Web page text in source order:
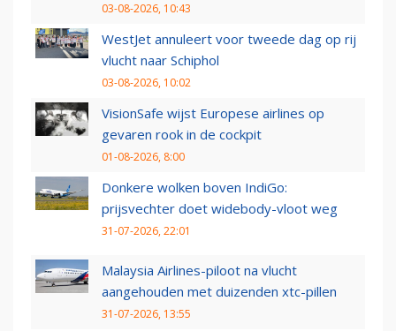
03-08-2026, 10:43
WestJet annuleert voor tweede dag op rij
vlucht naar Schiphol
03-08-2026, 10:02
VisionSafe wijst Europese airlines op
gevaren rook in de cockpit
01-08-2026, 8:00
Donkere wolken boven IndiGo:
prijsvechter doet widebody-vloot weg
31-07-2026, 22:01
Malaysia Airlines-piloot na vlucht
aangehouden met duizenden xtc-pillen
31-07-2026, 13:55